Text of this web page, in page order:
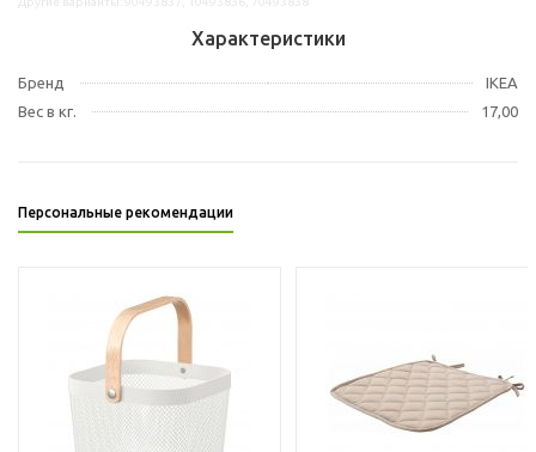
Характеристики
Бренд
IKEA
Вес в кг.
17,00
Персональные рекомендации